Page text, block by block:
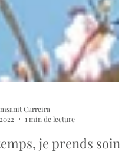
Carreira
1 min de lecture